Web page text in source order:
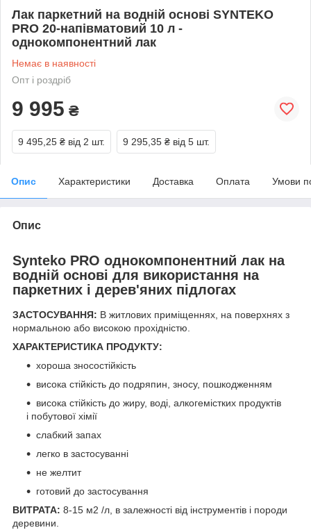
Лак паркетний на водній основі SYNTEKO
PRO 20-напівматовий 10 л -
однокомпонентний лак
Немає в наявності
Опт і роздріб
9 995 ₴
9 495,25 ₴ від 2 шт. 9 295,35 ₴ від 5 шт.
Опис Характеристики Доставка Оплата Умови
Опис
Synteko PRO однокомпонентний лак на
водній основі для використання на
паркетних і дерев'яних підлогах
ЗАСТОСУВАННЯ: В житлових приміщеннях, на поверхнях з
нормальною або високою прохідністю.
ХАРАКТЕРИСТИКА ПРОДУКТУ:
хороша зносостійкість
висока стійкість до подряпин, зносу, пошкодженням
висока стійкість до жиру, воді, алкогемістких продуктів
і побутової хімії
слабкий запах
легко в застосуванні
не желтит
готовий до застосування
ВИТРАТА: 8-15 м2 /л, в залежності від інструментів і породи
деревини.